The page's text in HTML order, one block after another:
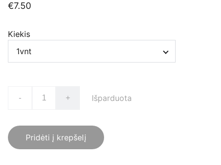
€7.50
Kiekis
- + Išparduota
Pridėti į krepšelį